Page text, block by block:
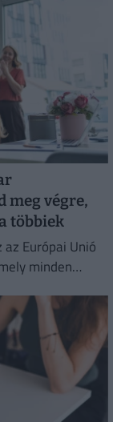
meg végre,
többiek
Európai Unió
minden